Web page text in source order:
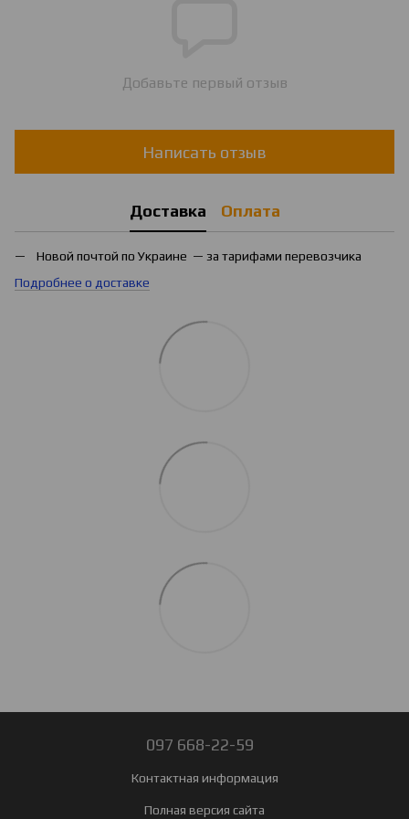
Добавьте первый отзыв
Написать отзыв
Доставка Оплата
Новой почтой по Украине — за тарифами перевозчика
Подробнее о доставке
097 668-22-59
Контактная информация
Полная версия сайта